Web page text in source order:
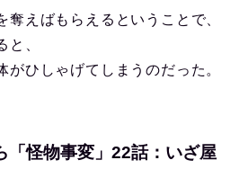
奪えばもらえるということで、
と、
がひしゃげてしまうのだった。
「怪物事変」22話：いざ屋